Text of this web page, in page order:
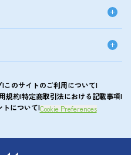
このサイトのご利用について
規約特定商取引法における記載事項
トについて Cookie Preferences